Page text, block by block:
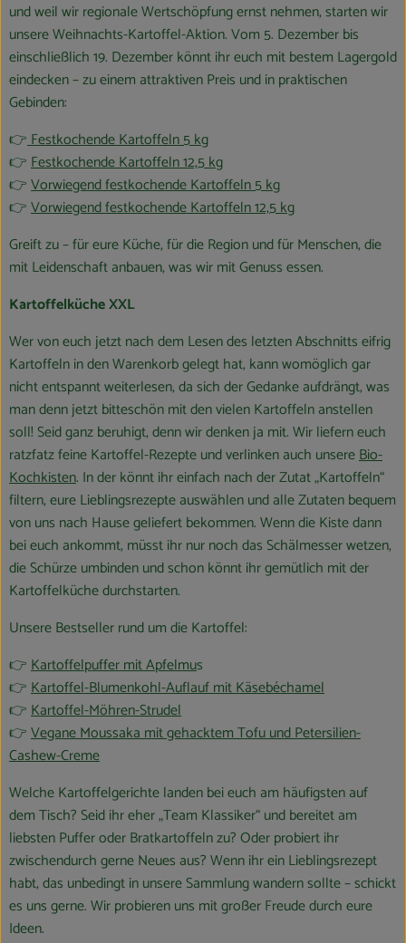
und weil wir regionale Wertschöpfung ernst nehmen, starten wir
unsere Weihnachts-Kartoffel-Aktion. Vom 5. Dezember bis
einschließlich 19. Dezember könnt ihr euch mit bestem Lagergold
eindecken – zu einem attraktiven Preis und in praktischen
Gebinden:
👉Festkochende Kartoffeln 5 kg
👉Festkochende Kartoffeln 12,5 kg
👉Vorwiegend festkochende Kartoffeln 5 kg
👉Vorwiegend festkochende Kartoffeln 12,5 kg
Greift zu – für eure Küche, für die Region und für Menschen, die
mit Leidenschaft anbauen, was wir mit Genuss essen.
Kartoffelküche XXL
Wer von euch jetzt nach dem Lesen des letzten Abschnitts eifrig
Kartoffeln in den Warenkorb gelegt hat, kann womöglich gar
nicht entspannt weiterlesen, da sich der Gedanke aufdrängt, was
man denn jetzt bitteschön mit den vielen Kartoffeln anstellen
soll! Seid ganz beruhigt, denn wir denken ja mit. Wir liefern euch
ratzfatz feine Kartoffel-Rezepte und verlinken auch unsereBio-
Kochkisten. In der könnt ihr einfach nach der Zutat „Kartoffeln“
filtern, eure Lieblingsrezepte auswählen und alle Zutaten bequem
von uns nach Hause geliefert bekommen. Wenn die Kiste dann
bei euch ankommt, müsst ihr nur noch das Schälmesser wetzen,
die Schürze umbinden und schon könnt ihr gemütlich mit der
Kartoffelküche durchstarten.
Unsere Bestseller rund um die Kartoffel:
👉Kartoffelpuffer mit Apfelmus
👉Kartoffel-Blumenkohl-Auflauf mit Käsebéchamel
👉Kartoffel-Möhren-Strudel
👉Vegane Moussaka mit gehacktem Tofu und Petersilien-
Cashew-Creme
Welche Kartoffelgerichte landen bei euch am häufigsten auf
dem Tisch? Seid ihr eher „Team Klassiker“ und bereitet am
liebsten Puffer oder Bratkartoffeln zu? Oder probiert ihr
zwischendurch gerne Neues aus? Wenn ihr ein Lieblingsrezept
habt, das unbedingt in unsere Sammlung wandern sollte – schickt
es uns gerne. Wir probieren uns mit großer Freude durch eure
Ideen.